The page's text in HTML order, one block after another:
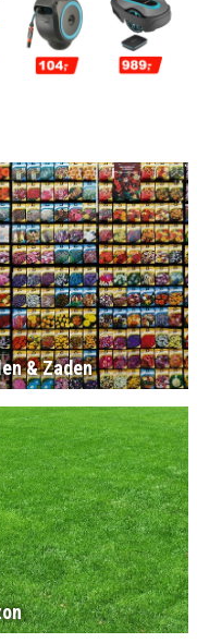
& Zaden